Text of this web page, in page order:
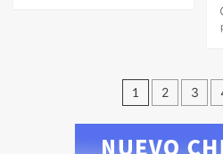
1 2 3